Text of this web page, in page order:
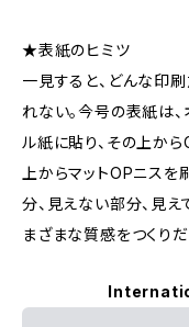
★表紙のヒミツ
一見すると、どんな印
れない。今号の表紙は
ル紙に貼り、その上か
上からマットOPニスを
分、見えない部分、見え
まざまな質感をつくり